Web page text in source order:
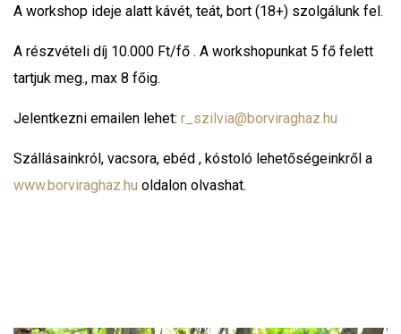
A workshop ideje alatt kávét, teát, bort (18+) szolgálunk fel.
A részvételi díj 10.000 Ft/fő . A workshopunkat 5 fő felett
tartjuk meg., max 8 főig.
Jelentkezni emailen lehet: r_szilvia@borviraghaz.hu
Szállásainkról, vacsora, ebéd , kóstoló lehetőségeinkről a
www.borviraghaz.hu oldalon olvashat.